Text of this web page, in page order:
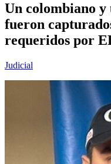
Un colombiano y
fueron
requeridos por
Judicial